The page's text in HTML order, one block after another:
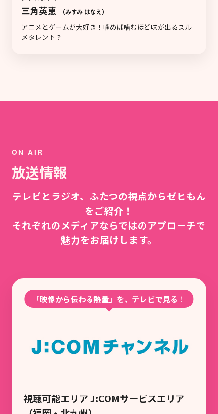
三角英恵 （みすみ はなえ）
アニメとゲームが大好き！噛めば噛むほど味が出るスル
メタレント？
ON AIR
放送情報
テレビとラジオ、ふたつの視点からゼヒもん
をご紹介！
それぞれのメディアならではのアプローチで
魅力をお届けします。
「映像から伝わる熱量」を、テレビで見る！
視聴可能エリア J:COMサービスエリア